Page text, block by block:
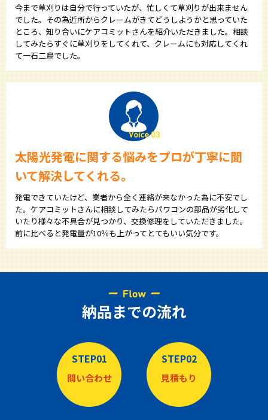
今まで草刈りは自分で行っていたが、忙しくて草刈りが出来ません
でした。その為近所からクレームがきてどうしようかと思っていた
ところ、知り合いにケアコミットさんを紹介いただきました。相談
してみたらすぐに草刈りをしてくれて、クレームにも対応してくれ
て一石二鳥でした。
太陽光発電に関する悩みをプロが丁寧に聞
いて解決してくれる。
発電できていたけど、業者から全く連絡が来なかった為に不安でし
た。ケアコミットさんに相談してみたらパワコンの部品が劣化して
いたり様々な不具合が見つかり、交換修理をしていただきました。
前に比べると発電量が10％も上がってとてもいい気分です。
納品までの流れ
STEP01
問い合わせ
STEP02
見積もり